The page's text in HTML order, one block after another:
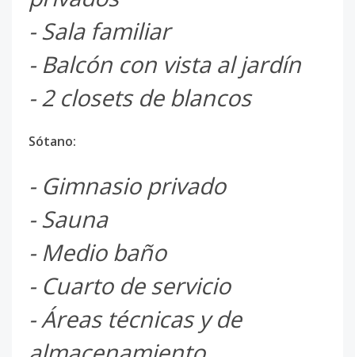
- Sala familiar
- Balcón con vista al jardín
- 2 closets de blancos
Sótano:
- Gimnasio privado
- Sauna
- Medio baño
- Cuarto de servicio
- Áreas técnicas y de